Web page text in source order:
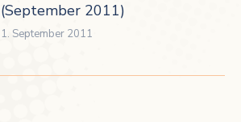
(September 2011)
1. September 2011